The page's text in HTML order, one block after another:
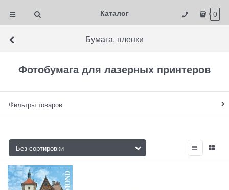
Каталог 0
Бумага, пленки
Фотобумага для лазерных принтеров
Фильтры товаров